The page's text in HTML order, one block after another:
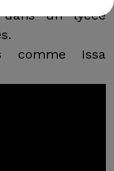
un lycée
comme Issa